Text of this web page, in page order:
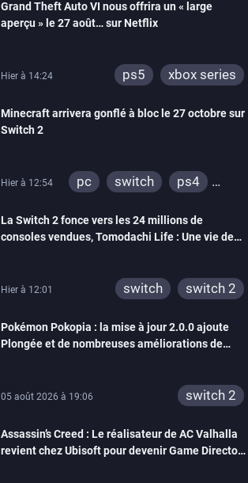
Grand Theft Auto VI nous offrira un « large
aperçu » le 27 août… sur Netflix
Hier à 14:24 ps5 xbox series
Minecraft arrivera gonflé à bloc le 27 octobre sur
Switch 2
Hier à 12:54 pc switch
ps4
wiiu
3ds
ps3
xbox 360
switch 2
La Switch 2 fonce vers les 24 millions de
consoles vendues, Tomodachi Life : Une vie de
Hier à 12:01 switch switch 2
Pokémon Pokopia : la mise à jour 2.0.0 ajoute
Plongée et de nombreuses améliorations de
05 août 2026 à 19:06 switch 2
Assassin’s Creed : Le réalisateur de AC Valhalla
revient chez Ubisoft pour devenir Game Director